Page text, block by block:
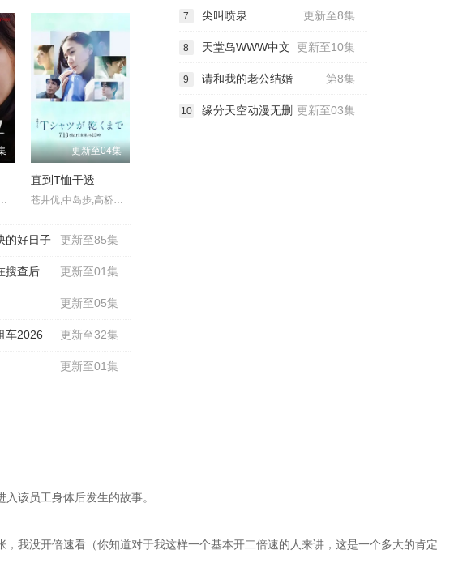
, 成东日
更新至04集
直到T恤干透
更新至85集
的好日子
更新至01集
搜查后
更新至05集
更新至32集
车2026
更新至01集
更新至8集
7 尖叫喷泉
更新至10集
8 天堂岛WWW中文
第8集
9 请和我的老公结婚
更新至03集
10 缘分天空动漫无删
该员工身体后发生的故事。
我没开倍速看（你知道对于我这样一个基本开二倍速的人来讲，这是一个多大的肯定